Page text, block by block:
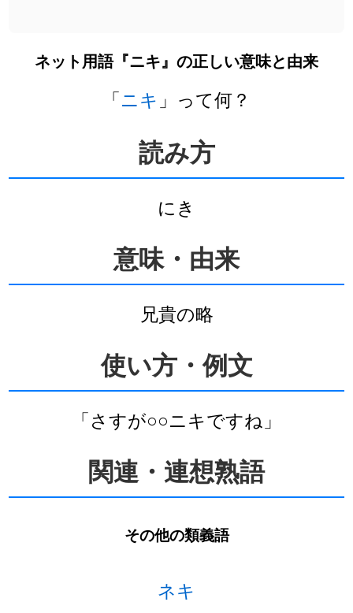
ネット用語『ニキ』の正しい意味と由来
「ニキ 」って何？
読み方
にき
意味・由来
兄貴の略
使い方・例文
「さすが○○ニキですね」
関連・連想熟語
その他の類義語
ネキ